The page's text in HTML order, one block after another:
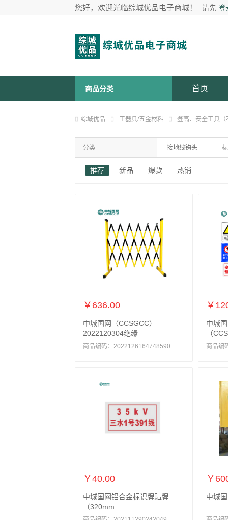
您好，欢迎光临综城优品电子商城！ 请先 登
商品分类 首页
综城优品 工器具/五金材料 登高、安全工具（
分类 接地线钩头
推荐 新品 爆款 热销
￥636.00
中城国网（CCSGCC）
2022120304绝缘
商品编码：2022126164748590
￥
中城
（
商品编
￥40.00
中城国网铝合金标识牌贴牌
（320mm
￥
中城